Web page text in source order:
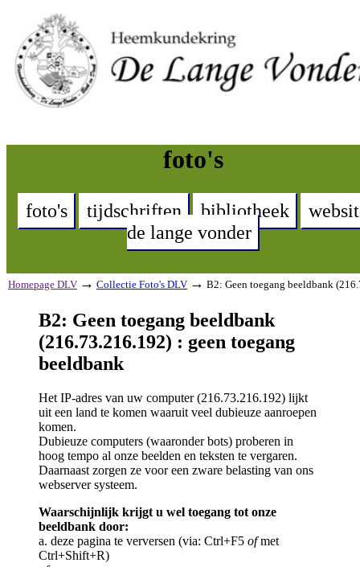
foto's
foto's tijdschriften bibliotheek
de lange vonder
Homepage DLV → Collectie Foto's DLV → B2: Geen toegang beeldbank
B2: Geen toegang beeldbank
(216.73.216.192) : geen toegang
beeldbank
Het IP-adres van uw computer (216.73.216.192) lijkt
uit een land te komen waaruit veel dubieuze aanroepen
komen.
Dubieuze computers (waaronder bots) proberen in
hoog tempo al onze beelden en teksten te vergaren.
Daarnaast zorgen ze voor een zware belasting van ons
webserver systeem.
Waarschijnlijk krijgt u wel toegang tot onze
beeldbank door:
a. deze pagina te verversen (via: Ctrl+F5 ofmet
Ctrl+Shift+R)